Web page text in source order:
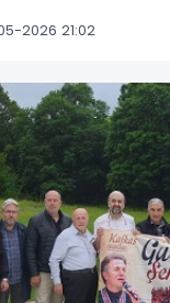
2026 21:02